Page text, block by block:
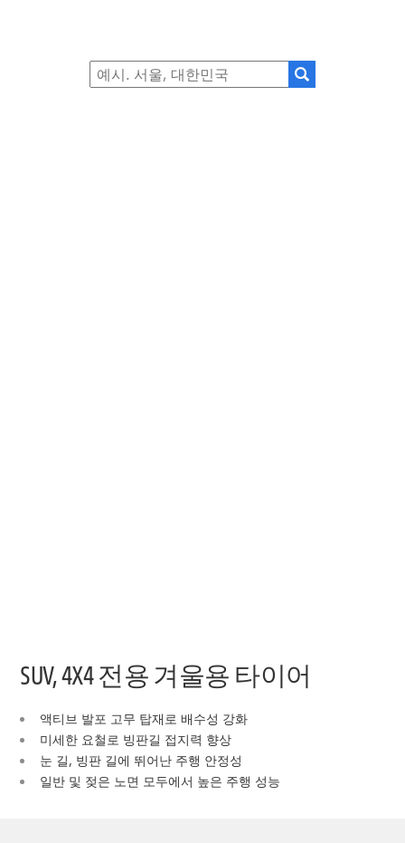
SUV, 4X4 전용 겨울용 타이어
액티브 발포 고무 탑재로 배수성 강화
미세한 요철로 빙판길 접지력 향상
눈 길, 빙판 길에 뛰어난 주행 안정성
일반 및 젖은 노면 모두에서 높은 주행 성능